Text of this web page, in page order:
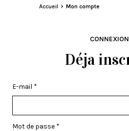
Accueil Mon compte
CONNEXION
E-mail *
Mot de passe *